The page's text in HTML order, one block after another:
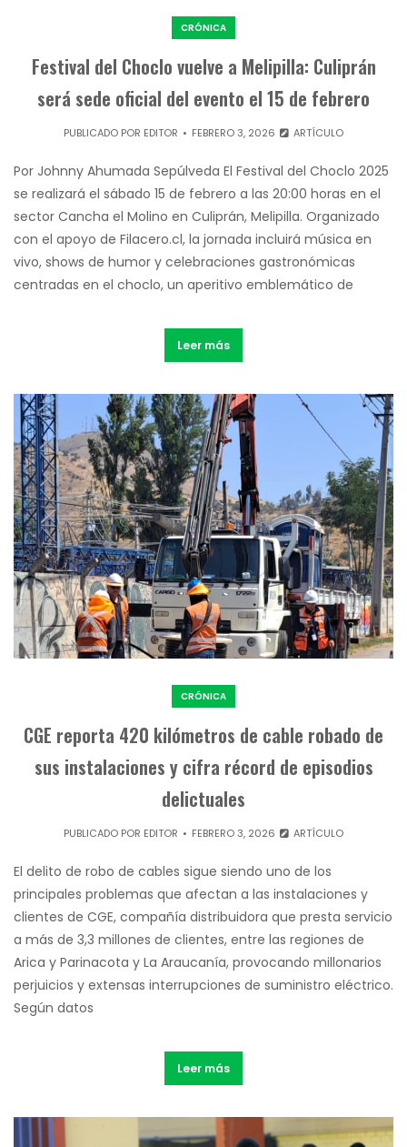
CRÓNICA
Festival del Choclo vuelve a Melipilla: Culiprán
será sede oficial del evento el 15 de febrero
PUBLICADO POR EDITOR FEBRERO 3, 2026 ARTÍCULO
Por Johnny Ahumada Sepúlveda El Festival del Choclo 2025
se realizará el sábado 15 de febrero a las 20:00 horas en el
sector Cancha el Molino en Culiprán, Melipilla. Organizado
con el apoyo de Filacero.cl, la jornada incluirá música en
vivo, shows de humor y celebraciones gastronómicas
centradas en el choclo, un aperitivo emblemático de
Leer más
CRÓNICA
CGE reporta 420 kilómetros de cable robado de
sus instalaciones y cifra récord de episodios
delictuales
PUBLICADO POR EDITOR FEBRERO 3, 2026 ARTÍCULO
El delito de robo de cables sigue siendo uno de los
principales problemas que afectan a las instalaciones y
clientes de CGE, compañía distribuidora que presta servicio
a más de 3,3 millones de clientes, entre las regiones de
Arica y Parinacota y La Araucanía, provocando millonarios
perjuicios y extensas interrupciones de suministro eléctrico.
Según datos
Leer más